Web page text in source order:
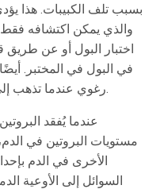
بسبب تلف الكبيبات. هذا
والذي يمكن اكتشافه فقط
اختبار البول أو عن طريق
في البول في المختبر.
رغوي عندما تذهب إلى الحمام إذا كان هناك بروتين زائد.
عندما يُفقد
مستويات البروتين في الدم،
الأخرى في الدم
السوائل إلى الأوعية